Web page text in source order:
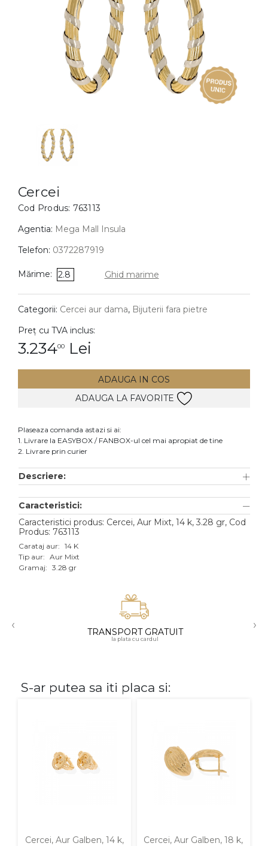
BIJUTERII COPII
Cercei
Bratari
Coliere
Lanturi
Pandantive
DIAMANTE Vezi toate
Cercei
Accesorii
Aur alb
Aur roz
Aur mixt
18K
Cercei
Cod Produs: 763113
Agentia: Mega Mall Insula
Telefon: 0372287919
Mărime: 2.8 Ghid marime
Categorii: Cercei aur dama, Bijuterii fara pietre
Preț cu TVA inclus:
3.23400 Lei
ADAUGA IN COS
ADAUGA LA FAVORITE
Plaseaza comanda astazi si ai:
1. Livrare la EASYBOX / FANBOX-ul cel mai apropiat de tine
2. Livrare prin curier
Descriere:
Caracteristici:
Caracteristici produs: Cercei, Aur Mixt, 14 k, 3.28 gr, Cod
Produs: 763113
Carataj aur: 14 K
Tip aur: Aur Mixt
Gramaj: 3.28 gr
‹ TRANSPORT GRATUIT
la plata cu cardul
›
S-ar putea sa iti placa si:
Cercei, Aur Galben, 14 k,
Cercei, Aur Galben, 18 k,